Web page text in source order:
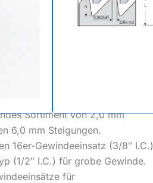
Gewindebohrer (SAGE) DIN
3°/30°-Profil ist so
Sortiment von 2,0 mm
6,0 mm Steigungen.
16er-Gewindeeinsatz (3/8″ I.C.)
(1/2″ I.C.) für grobe Gewinde.
für